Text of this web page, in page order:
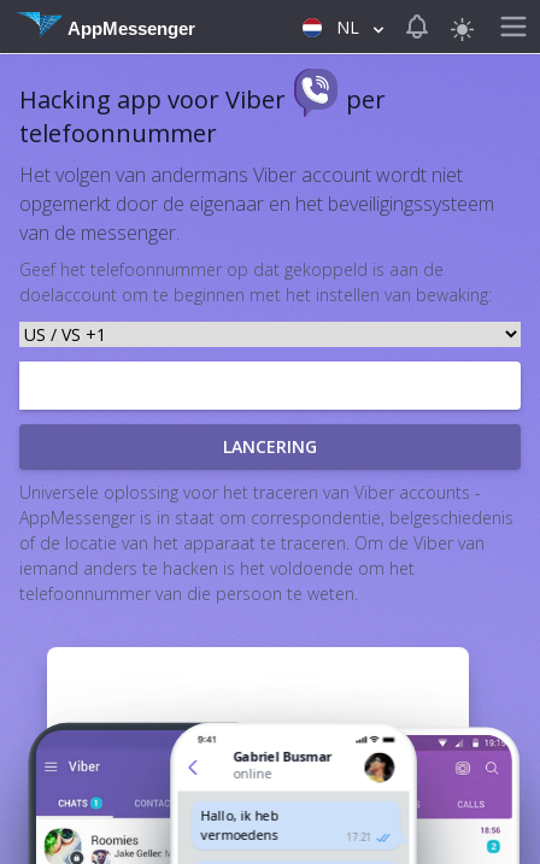
AppMessenger NL View
Hacking app voor Viber
per
telefoonnummer
Het volgen van andermans Viber account wordt niet
opgemerkt door de eigenaar en het beveiligingssysteem
van de messenger.
Geef het telefoonnummer op dat gekoppeld is aan de
doelaccount om te beginnen met het instellen van bewaking:
LANCERING
Universele oplossing voor het traceren van Viber accounts -
AppMessenger is in staat om correspondentie, belgeschiedenis
of de locatie van het apparaat te traceren. Om de Viber van
iemand anders te hacken is het voldoende om het
telefoonnummer van die persoon te weten.
Gabriel Busmar
online
17:21
Hallo, ik heb
vermoedens